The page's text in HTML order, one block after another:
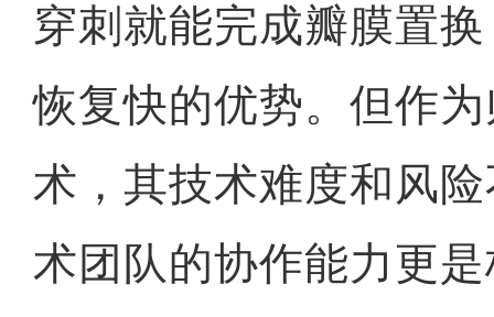
穿刺就能完成瓣膜置
恢复快的优势。但作
术，其技术难度和风
术团队的协作能力更